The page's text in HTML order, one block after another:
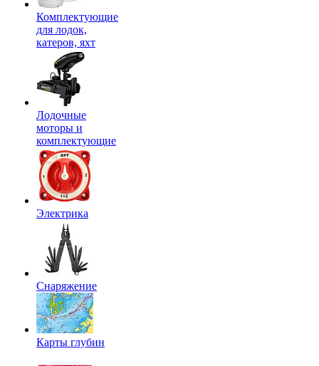
Комплектующие
для лодок,
катеров, яхт
Лодочные
моторы и
комплектующие
Электрика
Снаряжение
Карты глубин